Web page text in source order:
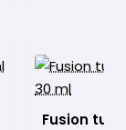
Fusion tus